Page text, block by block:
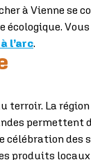
à Vienne
l’arc.
terroir. La
permettent
des
produits